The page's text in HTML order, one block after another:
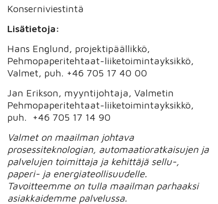
Konserniviestintä
Lisätietoja:
Hans Englund, projektipäällikkö,
Pehmopaperitehtaat-liiketoimintayksikkö,
Valmet, puh. +46 705 17 40 00
Jan Erikson, myyntijohtaja, Valmetin
Pehmopaperitehtaat-liiketoimintayksikkö,
puh. +46 705 17 14 90
Valmet on maailman johtava
prosessiteknologian, automaatioratkaisujen ja
palvelujen toimittaja ja kehittäjä sellu-,
paperi- ja energiateollisuudelle.
Tavoitteemme on tulla maailman parhaaksi
asiakkaidemme palvelussa.